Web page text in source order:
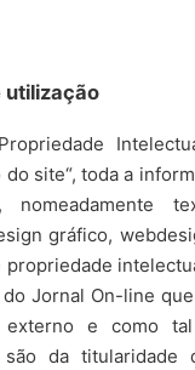
utilização
do site“, toda a
nomeadamente
gráfico,
propriedade
Jornal On-line
externo e como tal
são da titularidade